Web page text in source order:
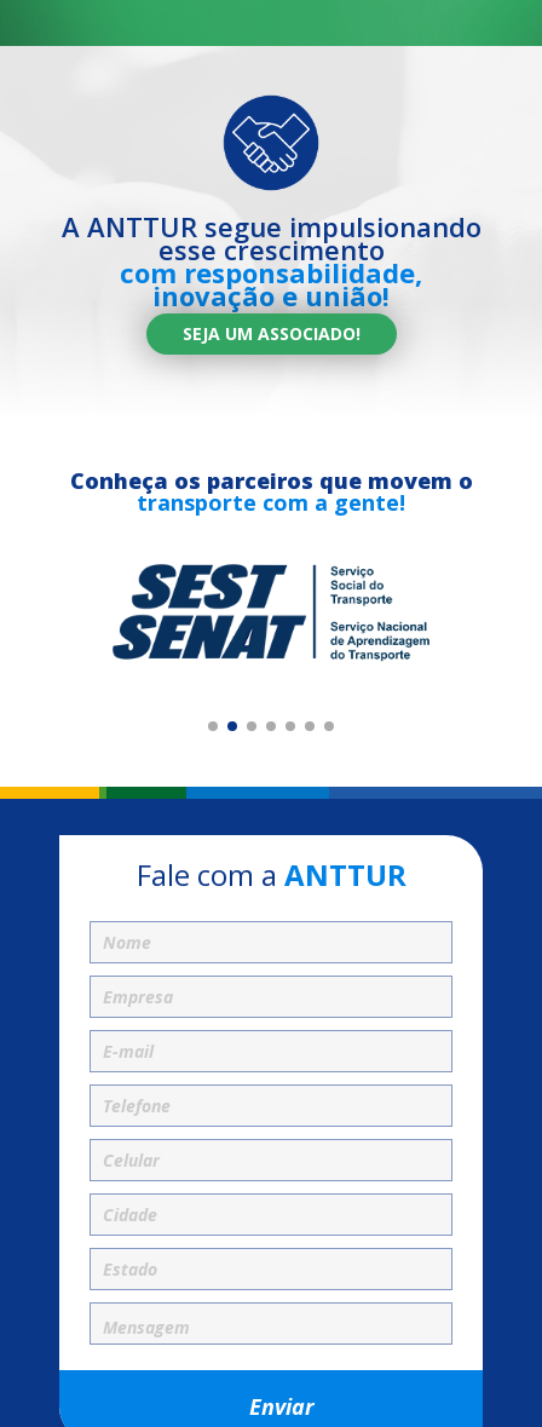
A ANTTUR segue impulsionando
esse crescimento
com responsabilidade,
inovação e união!
SEJA UM ASSOCIADO!
Conheça os parceiros que movem o
transporte com a gente!
Fale com a ANTTUR